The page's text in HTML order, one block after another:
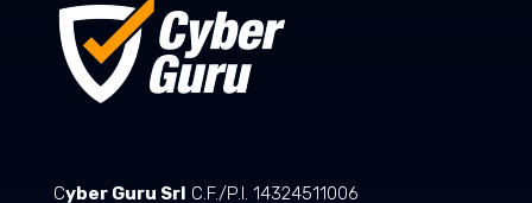
Cyber Guru Srl C.F./P.I. 14324511006